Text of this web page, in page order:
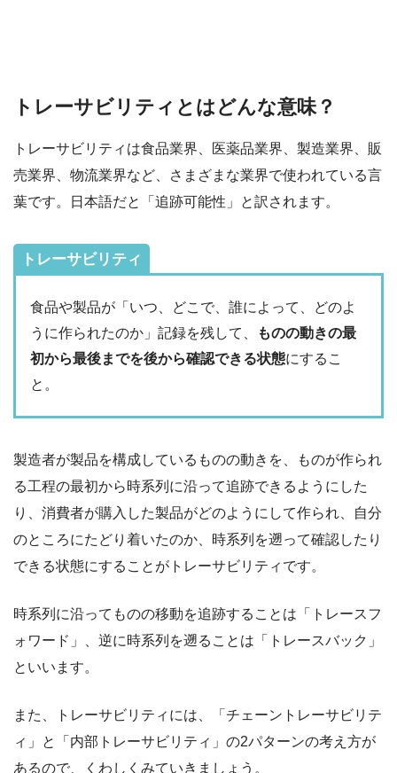
トレーサビリティとはどんな意味？
トレーサビリティは食品業界、医薬品業界、製造業界、販
売業界、物流業界など、さまざまな業界で使われている言
葉です。日本語だと「追跡可能性」と訳されます。
トレーサビリティ
食品や製品が「いつ、どこで、誰によって、どのよ
うに作られたのか」記録を残して、
ものの動きの最
初から最後までを後から確認できる状態にするこ
と。
製造者が製品を構成しているものの動きを、ものが作られ
る工程の最初から時系列に沿って追跡できるようにした
り、消費者が購入した製品がどのようにして作られ、自分
のところにたどり着いたのか、時系列を遡って確認したり
できる状態にすることがトレーサビリティです。
時系列に沿ってものの移動を追跡することは「トレースフ
ォワード」、逆に時系列を遡ることは「トレースバック」
といいます。
また、トレーサビリティには、「チェーントレーサビリテ
ィ」と「内部トレーサビリティ」の2パターンの考え方が
あるので、くわしくみていきましょう。